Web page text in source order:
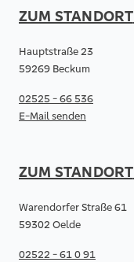
ZUM STANDORT
Hauptstraße 23
59269 Beckum
02525 - 66 536
E-Mail senden
ZUM STANDORT
Warendorfer Straße 61
59302 Oelde
02522 - 61 0 91